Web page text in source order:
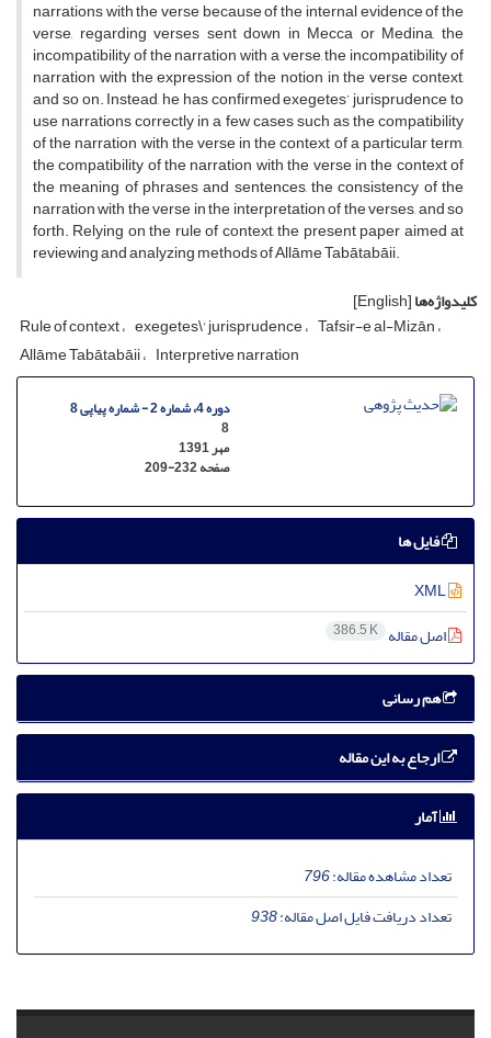
narrations with the verse because of the internal evidence of the
verse, regarding verses sent down in Mecca or Medina, the
incompatibility of the narration with a verse, the incompatibility of
narration with the expression of the notion in the verse context,
and so on. Instead, he has confirmed exegetes’ jurisprudence to
use narrations correctly in a few cases such as the compatibility
of the narration with the verse in the context of a particular term,
the compatibility of the narration with the verse in the context of
the meaning of phrases and sentences, the consistency of the
narration with the verse in the interpretation of the verses, and so
forth. Relying on the rule of context, the present paper aimed at
reviewing and analyzing methods of Allāme Tabātabāii.
کلیدواژه‌ها[English]
Rule of context exegetes\' jurisprudence Tafsir-e al-Mizān
Allāme Tabātabāii Interpretive narration
دوره 4، شماره 2 - شماره پیاپی 8
8
مهر 1391
صفحه209-232
فایل ها
اصل مقاله 386.5 K
هم رسانی
ارجاع به این مقاله
آمار
تعداد مشاهده مقاله:796
تعداد دریافت فایل اصل مقاله:938